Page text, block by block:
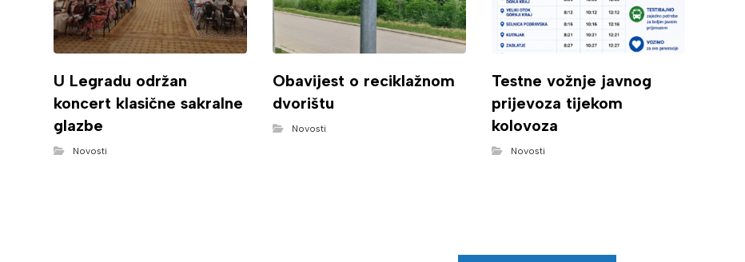
U Legradu održan
koncert klasične sakralne
glazbe
Novosti
Obavijest o reciklažnom
dvorištu
Novosti
Testne vožnje javnog
prijevoza tijekom
kolovoza
Novosti